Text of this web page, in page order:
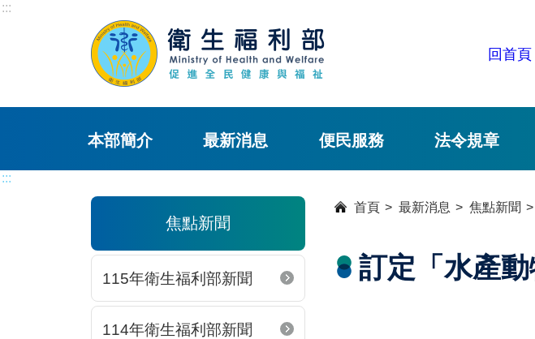
:::
回首頁
本部簡介 最新消息 便民服務 法令規章
:::
焦點新聞
115年衛生福利部新聞
114年衛生福利部新聞
首頁 最新消息 焦點新聞
訂定「水產